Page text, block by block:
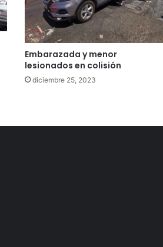
Embarazada y menor
lesionados en colisión
diciembre 25, 2023